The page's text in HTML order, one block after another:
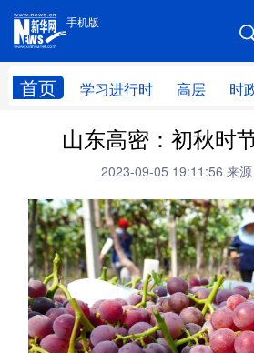
手机版
首页 学习进行时 高层 时
手机版
网站地图
学习进行时 高层
财经 网
台湾 思客智库 全
科技 科创
文化 书画
访谈 视频
山东高密：初秋时
2023-09-05 19:11:56 来